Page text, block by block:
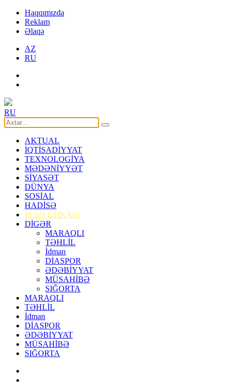
Haqqımızda
Reklam
Əlaqə
AZ
RU
RU
AKTUAL
İQTİSADİYYAT
TEXNOLOGİYA
MƏDƏNİYYƏT
SİYASƏT
DÜNYA
SOSİAL
HADİSƏ
PEŞƏ ETİKASI
DİGƏR
MARAQLI
TƏHLİL
İdman
DİASPOR
ƏDƏBİYYAT
MÜSAHİBƏ
SIĞORTA
MARAQLI
TƏHLİL
İdman
DİASPOR
ƏDƏBİYYAT
MÜSAHİBƏ
SIĞORTA